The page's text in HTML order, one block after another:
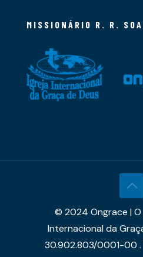
MISSIONÁRIO R. R.
© 2024 Ongrace |
Internacional da
30.902.803/0001-00